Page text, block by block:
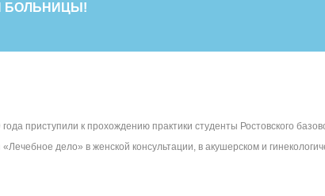
БОЛЬНИЦЫ!
приступили к прохождению практики студенты Ростовского
дело» в женской консультации, в акушерском и